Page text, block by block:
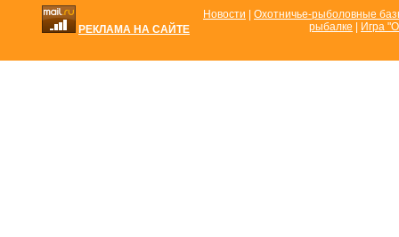
РЕКЛАМА НА САЙТЕ
Новости
Охотничье-рыболовные
рыбалке
Игра